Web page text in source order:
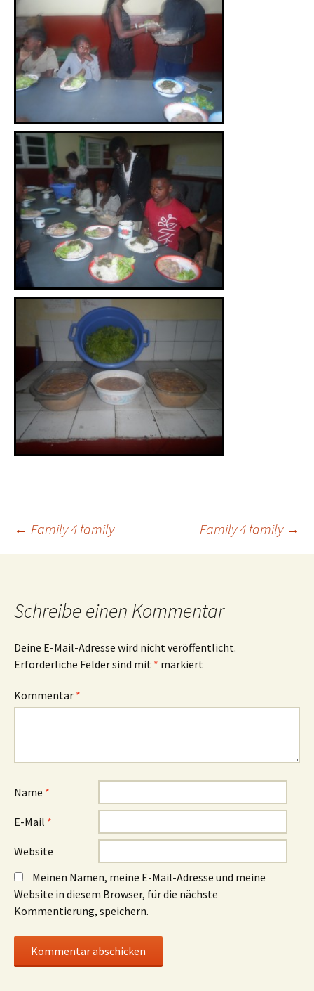
← Family 4 family Family 4 family →
Schreibe einen Kommentar
Deine E-Mail-Adresse wird nicht veröffentlicht.
Erforderliche Felder sind mit * markiert
Kommentar *
Name *
E-Mail *
Website
Meinen Namen, meine E-Mail-Adresse und meine
Website in diesem Browser, für die nächste
Kommentierung, speichern.